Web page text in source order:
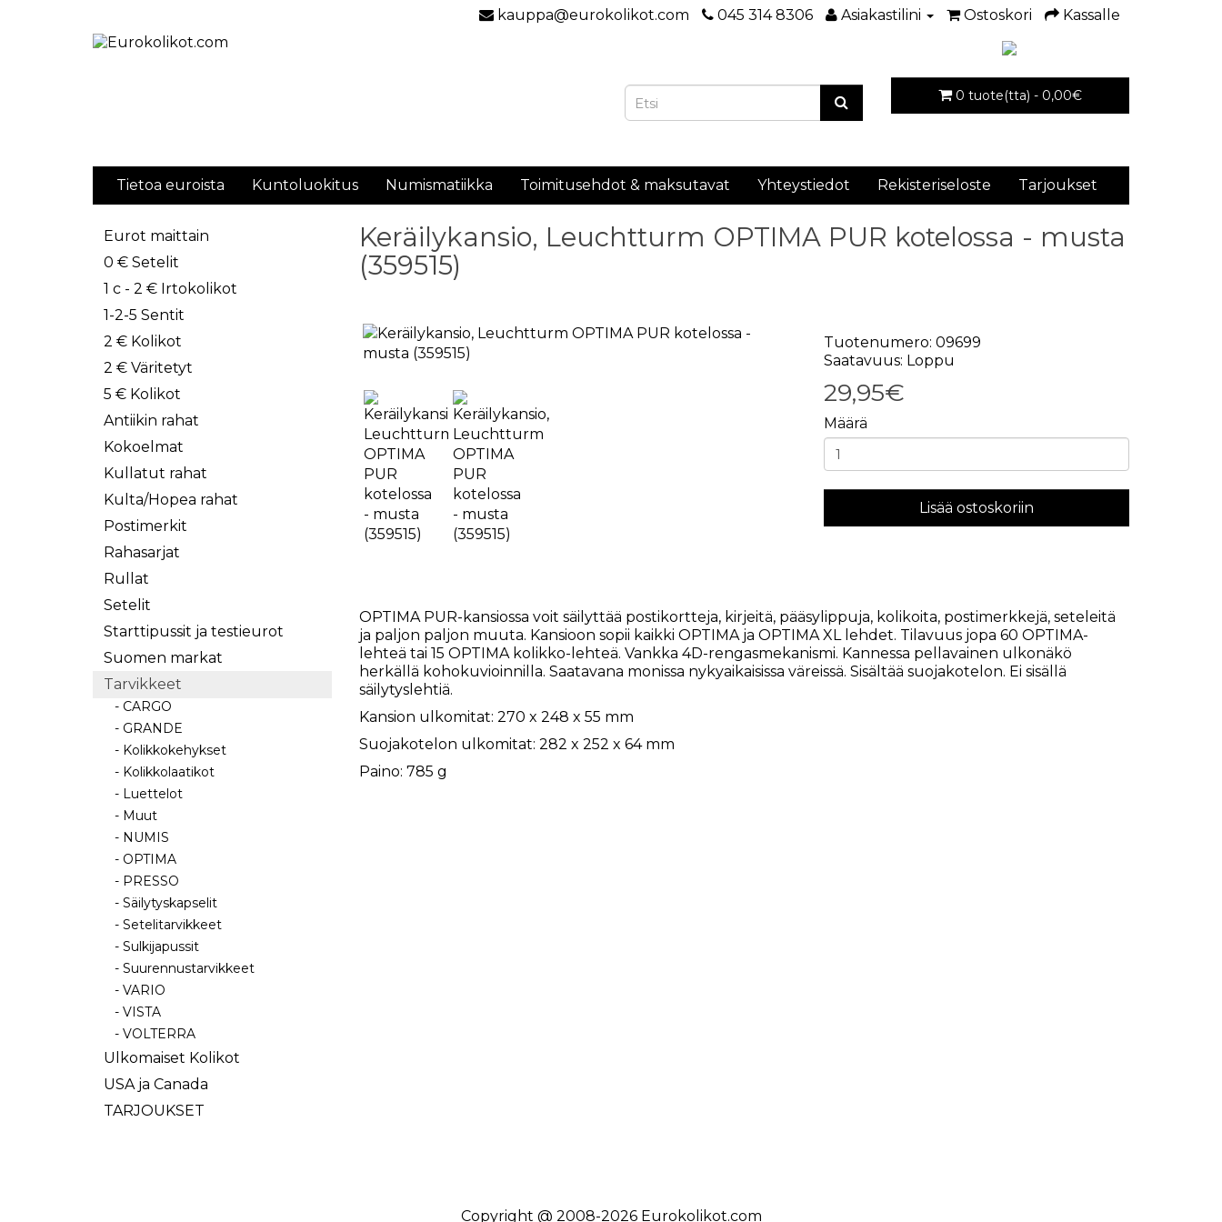
kauppa@eurokolikot.com 045 314 8306 Asiakastilini Ostoskori Kassalle
0 tuote(tta) - 0,00€
Tietoa euroista Kuntoluokitus Numismatiikka Toimitusehdot & maksutavat Yhteystiedot Rekisteriseloste Tarjoukset
Eurot maittain
0 € Setelit
1 c - 2 € Irtokolikot
1-2-5 Sentit
2 € Kolikot
2 € Väritetyt
5 € Kolikot
Antiikin rahat
Kokoelmat
Kullatut rahat
Kulta/Hopea rahat
Postimerkit
Rahasarjat
Rullat
Setelit
Starttipussit ja testieurot
Suomen markat
Tarvikkeet
- CARGO
- GRANDE
- Kolikkokehykset
- Kolikkolaatikot
- Luettelot
- Muut
- NUMIS
- OPTIMA
- PRESSO
- Säilytyskapselit
- Setelitarvikkeet
- Sulkijapussit
- Suurennustarvikkeet
- VARIO
- VISTA
- VOLTERRA
Ulkomaiset Kolikot
USA ja Canada
TARJOUKSET
Keräilykansio, Leuchtturm OPTIMA PUR kotelossa - musta
(359515)
Tuotenumero: 09699
Saatavuus: Loppu
29,95€
Määrä
Lisää ostoskoriin
OPTIMA PUR-kansiossa voit säilyttää postikortteja, kirjeitä, pääsylippuja, kolikoita, postimerkkejä, seteleitä
ja paljon paljon muuta. Kansioon sopii kaikki OPTIMA ja OPTIMA XL lehdet. Tilavuus jopa 60 OPTIMA-
lehteä tai 15 OPTIMA kolikko-lehteä. Vankka 4D-rengasmekanismi. Kannessa pellavainen ulkonäkö
herkällä kohokuvioinnilla. Saatavana monissa nykyaikaisissa väreissä. Sisältää suojakotelon. Ei sisällä
säilytyslehtiä.
Kansion ulkomitat: 270 x 248 x 55 mm
Suojakotelon ulkomitat: 282 x 252 x 64 mm
Paino: 785 g
Copyright @ 2008-2026 Eurokolikot.com